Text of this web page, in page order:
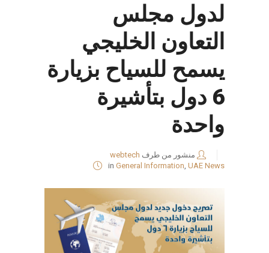
لدول مجلس
التعاون الخليجي
يسمح للسياح بزيارة
6 دول بتأشيرة
واحدة
منشور من طرف webtech
in General Information UAE News